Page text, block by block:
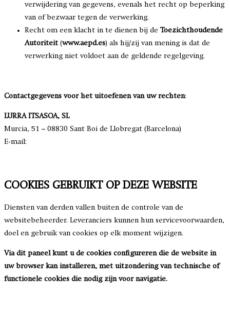
verwijdering van gegevens, evenals het recht op beperking
van of bezwaar tegen de verwerking.
Recht om een klacht in te dienen bij de Toezichthoudende
Autoriteit (www.aepd.es) als hij/zij van mening is dat de
verwerking niet voldoet aan de geldende regelgeving.
Contactgegevens voor het uitoefenen van uw rechten:
LURRA ITSASOA, SL
Murcia, 51 – 08830 Sant Boi de Llobregat (Barcelona)
E-mail:
COOKIES GEBRUIKT OP DEZE WEBSITE
Diensten van derden vallen buiten de controle van de
websitebeheerder. Leveranciers kunnen hun servicevoorwaarden,
doel en gebruik van cookies op elk moment wijzigen.
Via dit paneel kunt u de cookies configureren die de website in
uw browser kan installeren, met uitzondering van technische of
functionele cookies die nodig zijn voor navigatie.